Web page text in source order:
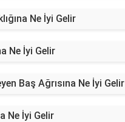
Ne İyi Gelir
Ne İyi Gelir
Baş Ağrısına Ne İyi Gelir
Ne İyi Gelir